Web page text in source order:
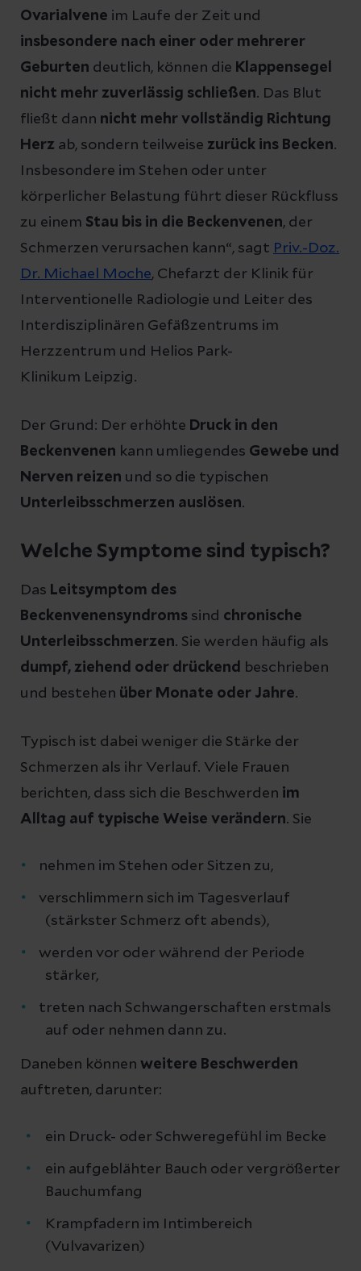
Ovarialvene im Laufe der Zeit und
insbesondere nach einer oder mehrerer
Geburten deutlich, können die Klappensegel
nicht mehr zuverlässig schließen. Das Blut
fließt dann nicht mehr vollständig Richtung
Herz ab, sondern teilweise zurück ins Becken.
Insbesondere im Stehen oder unter
körperlicher Belastung führt dieser Rückfluss
zu einem Stau bis in die Beckenvenen, der
Schmerzen verursachen kann“, sagt Priv.-Doz.
Dr. Michael Moche, Chefarzt der Klinik für
Interventionelle Radiologie und Leiter des
Interdisziplinären Gefäßzentrums im
Herzzentrum und Helios Park-
Klinikum Leipzig.
Der Grund: Der erhöhte Druck in den
Beckenvenen kann umliegendes Gewebe und
Nerven reizen und so die typischen
Unterleibsschmerzen auslösen.
Welche Symptome sind typisch?
Das Leitsymptom des
Beckenvenensyndroms sind chronische
Unterleibsschmerzen. Sie werden häufig als
dumpf, ziehend oder drückend
beschrieben
und bestehen über Monate oder Jahre.
Typisch ist dabei weniger die Stärke der
Schmerzen als ihr Verlauf. Viele Frauen
berichten, dass sich die Beschwerden im
Alltag auf typische Weise verändern. Sie
nehmen im Stehen oder Sitzen zu,
verschlimmern sich im Tagesverlauf
(stärkster Schmerz oft abends),
werden vor oder während der Periode
stärker,
treten nach Schwangerschaften erstmals
auf oder nehmen dann zu.
Daneben können weitere Beschwerden
auftreten, darunter:
ein Druck- oder Schweregefühl im Becke
ein aufgeblähter Bauch oder vergrößerter
Bauchumfang
Krampfadern im Intimbereich
(Vulvavarizen)